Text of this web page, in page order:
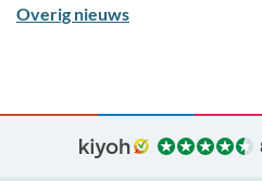
Overig nieuws